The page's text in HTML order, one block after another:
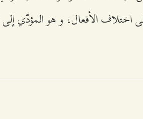
اختلاف الأفعال، و هو المؤدّي